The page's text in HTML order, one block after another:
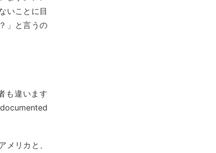
いことに目
」と言うの
も違います
リカと、